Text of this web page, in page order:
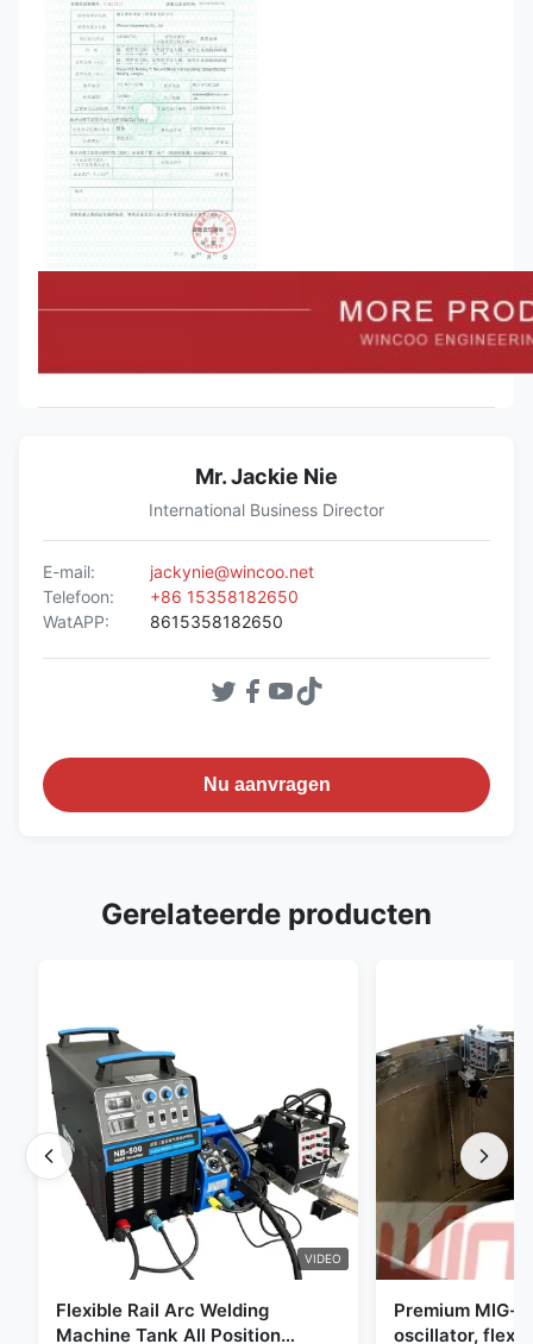
Mr. Jackie Nie
International Business Director
E-mail:
jackynie@wincoo.net
Telefoon:
+86 15358182650
WatAPP:
8615358182650
Nu aanvragen
Gerelateerde producten
VIDEO
Flexible Rail Arc Welding
Machine Tank All Position
Premium MIG-
oscillator,